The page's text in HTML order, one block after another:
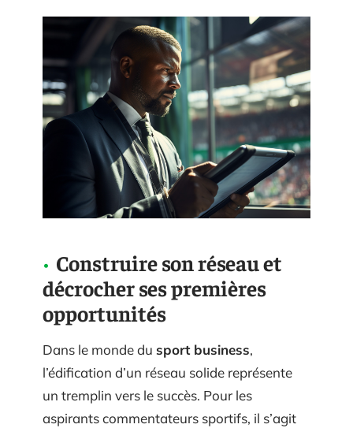
Construire son réseau et
décrocher ses premières
opportunités
Dans le monde du sport business,
l’édification d’un réseau solide représente
un tremplin vers le succès. Pour les
aspirants commentateurs sportifs, il s’agit